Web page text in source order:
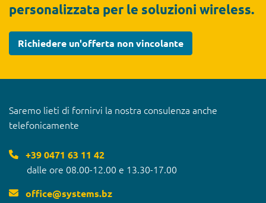
personalizzata per le soluzioni wireless.
Richiedere un'offerta non vincolante
Saremo lieti di fornirvi la nostra consulenza anche
telefonicamente
+39 0471 63 11 42
dalle ore 08.00-12.00 e 13.30-17.00
office@systems.bz